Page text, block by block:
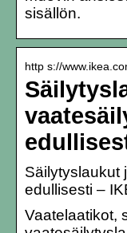
sisällön.
http s://
Säilytyslaukut
edullisesti –
Vaatelaatikot,